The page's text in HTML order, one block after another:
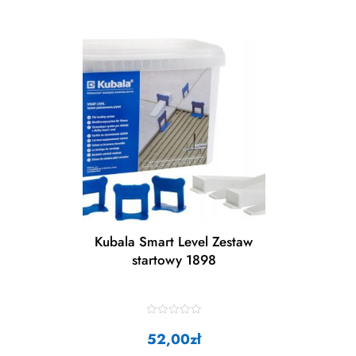
Kubala Smart Level Zestaw
startowy 1898
a
t52,00zł